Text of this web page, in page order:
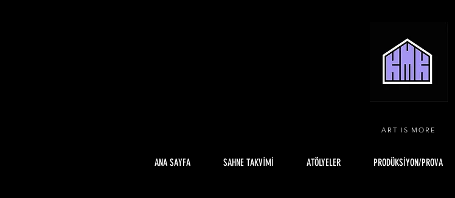
ART IS MORE
ANA SAYFA SAHNE TAKVİMİ ATÖLYELER PRODÜKSİYON/PROVA